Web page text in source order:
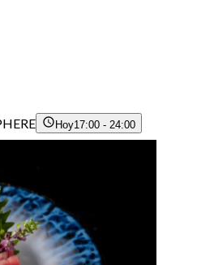
Hoy17:00 - 24:00